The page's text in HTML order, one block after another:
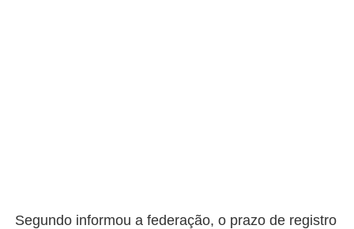
Segundo informou a federação, o prazo de registro